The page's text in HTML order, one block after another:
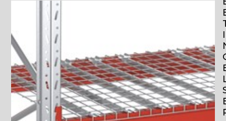
flere
varianter.
Mulighederne
kan
vælges
varesiden
I